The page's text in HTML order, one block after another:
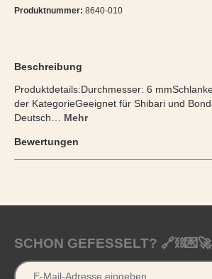
Produktnummer: 8640-010
Beschreibung
Produktdetails:Durchmesser: 6
der KategorieGeeignet für Shibari und
Deutsch… Mehr
Bewertungen
SCHON GEFESSELT? 🔗⛓️💌🚀